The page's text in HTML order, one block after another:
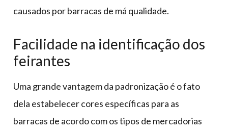
causados por barracas de má qualidade.
Facilidade na identificação dos
feirantes
Uma grande vantagem da padronização é o fato
dela estabelecer cores específicas para as
barracas de acordo com os tipos de mercadorias